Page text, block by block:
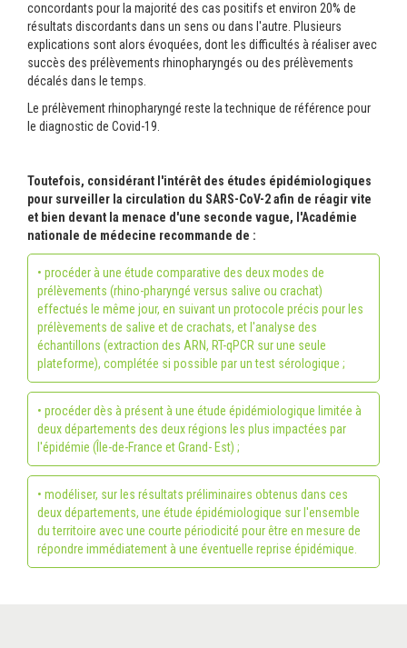
concordants pour la majorité des cas positifs et environ 20% de
résultats discordants dans un sens ou dans l'autre. Plusieurs
explications sont alors évoquées, dont les difficultés à réaliser avec
succès des prélèvements rhinopharyngés ou des prélèvements
décalés dans le temps.
Le prélèvement rhinopharyngé reste la technique de référence pour
le diagnostic de Covid-19.
Toutefois, considérant l'intérêt des études épidémiologiques
pour surveiller la circulation du SARS-CoV-2 afin de réagir vite
et bien devant la menace d'une seconde vague, l'Académie
nationale de médecine recommande de :
• procéder à une étude comparative des deux modes de
prélèvements (rhino-pharyngé versus salive ou crachat)
effectués le même jour, en suivant un protocole précis pour les
prélèvements de salive et de crachats, et l'analyse des
échantillons (extraction des ARN, RT-qPCR sur une seule
plateforme), complétée si possible par un test sérologique ;
• procéder dès à présent à une étude épidémiologique limitée à
deux départements des deux régions les plus impactées par
l'épidémie (Île-de-France et Grand- Est) ;
• modéliser, sur les résultats préliminaires obtenus dans ces
deux départements, une étude épidémiologique sur l'ensemble
du territoire avec une courte périodicité pour être en mesure de
répondre immédiatement à une éventuelle reprise épidémique.